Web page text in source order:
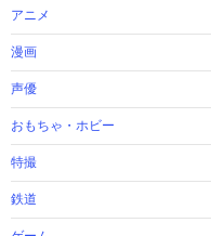
アニメ
漫画
声優
おもちゃ・ホビー
特撮
鉄道